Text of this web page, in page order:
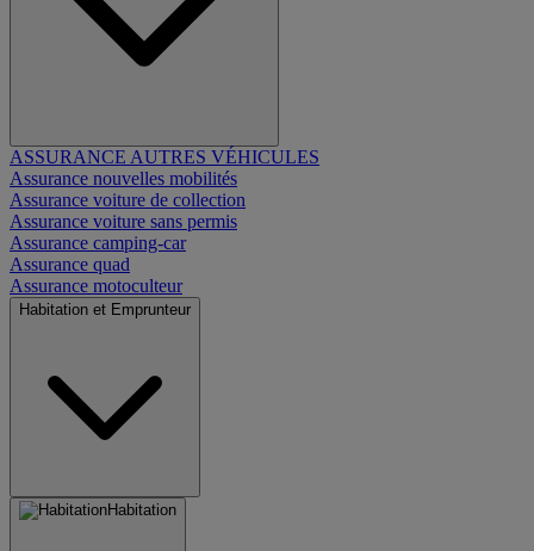
ASSURANCE AUTRES VÉHICULES
Assurance nouvelles mobilités
Assurance voiture de collection
Assurance voiture sans permis
Assurance camping-car
Assurance quad
Assurance motoculteur
Habitation et Emprunteur
Habitation